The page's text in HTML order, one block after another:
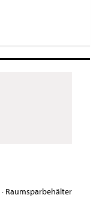
· Raumsparbehälter